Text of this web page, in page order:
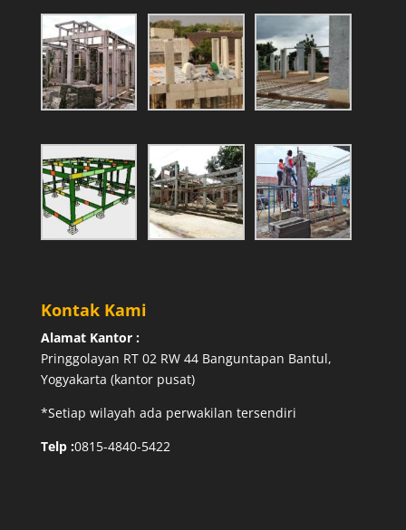
Kontak Kami
Alamat Kantor :
Pringgolayan RT 02 RW 44 Banguntapan Bantul,
Yogyakarta (kantor pusat)
*Setiap wilayah ada perwakilan tersendiri
Telp :0815-4840-5422